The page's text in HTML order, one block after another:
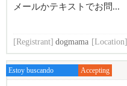
メールかテキストでお問...
[Registrant] dogmama [Location]
Estoy buscando Accepting